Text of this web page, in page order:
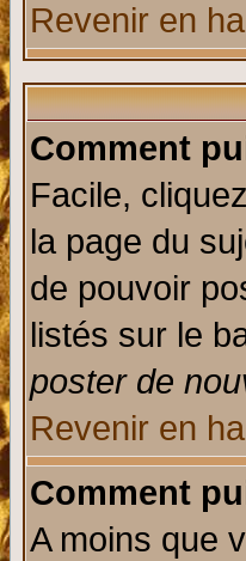
Revenir en
Comment
Facile,
la page du
de pouvoir
listés sur le
poster de
Revenir en
Comment
A moins que